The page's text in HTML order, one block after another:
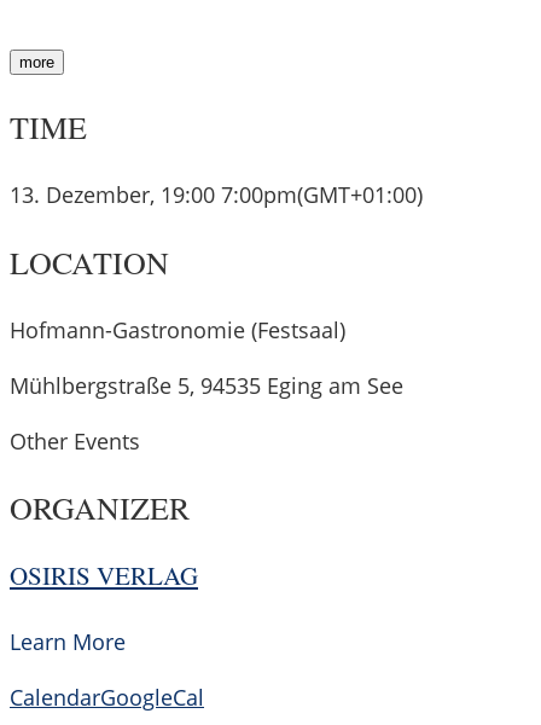
more
TIME
13. Dezember, 19:00 7:00pm(GMT+01:00)
LOCATION
Hofmann-Gastronomie (Festsaal)
Mühlbergstraße 5, 94535 Eging am See
Other Events
ORGANIZER
OSIRIS VERLAG
Learn More
CalendarGoogleCal